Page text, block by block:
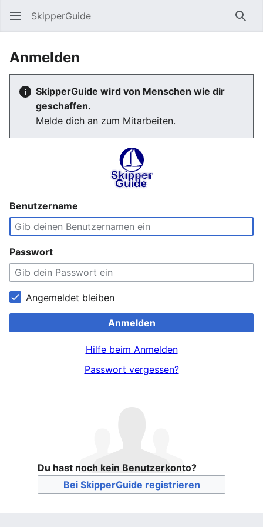
SkipperGuide
Anmelden
SkipperGuide wird von Menschen wie dir
geschaffen.
Melde dich an zum Mitarbeiten.
Benutzername
Passwort
Angemeldet bleiben
Anmelden
Hilfe beim Anmelden
Passwort vergessen?
Du hast noch kein Benutzerkonto?
Bei SkipperGuide registrieren